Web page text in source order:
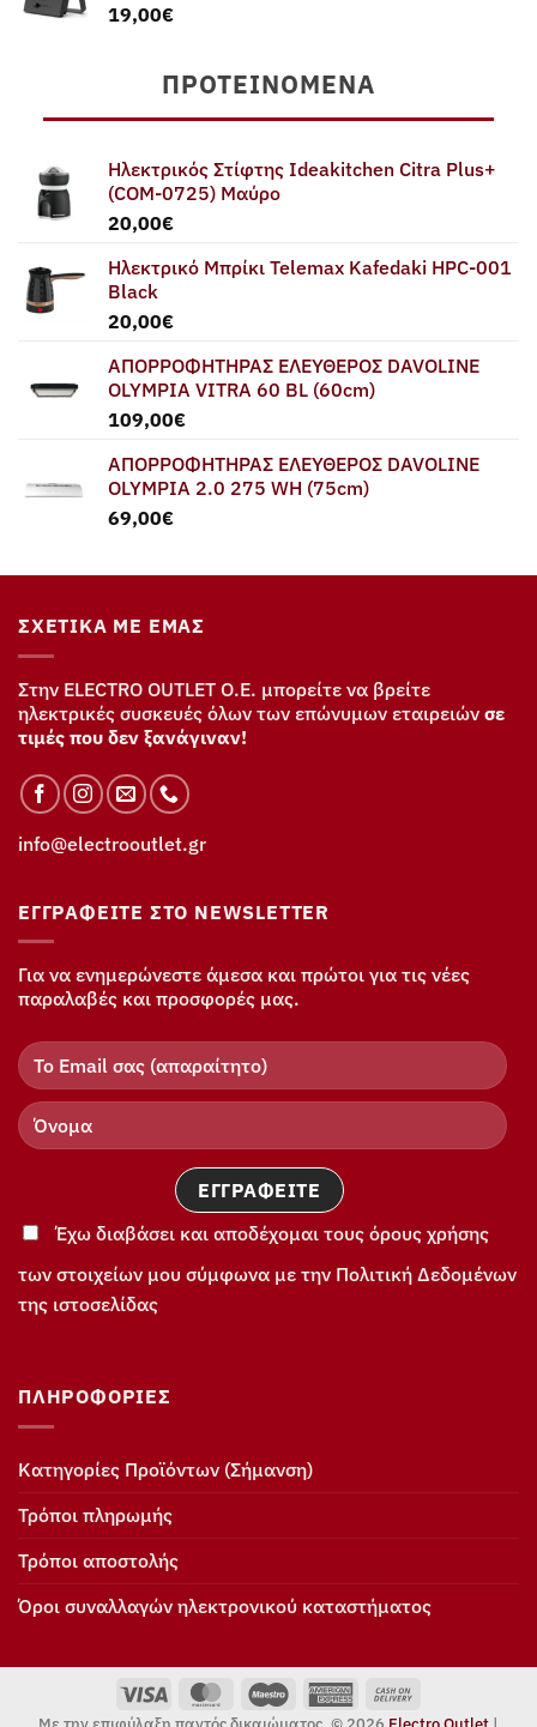
19,00€
ΠΡΟΤΕΙΝΌΜΕΝΑ
Ηλεκτρικός Στίφτης Ideakitchen Citra Plus+
(COM-0725) Μαύρο
20,00€
Ηλεκτρικό Μπρίκι Telemax Kafedaki HPC-001
Black
20,00€
ΑΠΟΡΡΟΦΗΤΗΡΑΣ ΕΛΕΥΘΕΡΟΣ DAVOLINE
OLYMPIA VITRA 60 BL (60cm)
109,00€
ΑΠΟΡΡΟΦΗΤΗΡΑΣ ΕΛΕΥΘΕΡΟΣ DAVOLINE
OLYMPIA 2.0 275 WH (75cm)
69,00€
ΣΧΕΤΙΚΆ ΜΕ ΕΜΆΣ
Στην ELECTRO OUTLET Ο.Ε. μπορείτε να βρείτε
ηλεκτρικές συσκευές όλων των επώνυμων εταιρειών σε
τιμές που δεν ξανάγιναν!
info@electrooutlet.gr
ΕΓΓΡΑΦΕΊΤΕ ΣΤΟ NEWSLETTER
Για να ενημερώνεστε άμεσα και πρώτοι για τις νέες
παραλαβές και προσφορές μας.
Έχω διαβάσει και αποδέχομαι τους όρους χρήσης
των στοιχείων μου σύμφωνα με την Πολιτική Δεδομένων
της ιστοσελίδας
ΠΛΗΡΟΦΟΡΊΕΣ
Κατηγορίες Προϊόντων (Σήμανση)
Τρόποι πληρωμής
Τρόποι αποστολής
Όροι συναλλαγών ηλεκτρονικού καταστήματος
Visa MasterCardMaestro American
ExpressOn